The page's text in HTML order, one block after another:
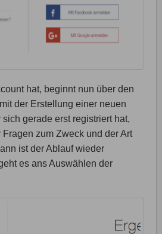
hat, beginnt nun über den
der Erstellung einer neuen
gerade erst registriert hat,
zum Zweck und der Art
ist der Ablauf wieder
es ans Auswählen der